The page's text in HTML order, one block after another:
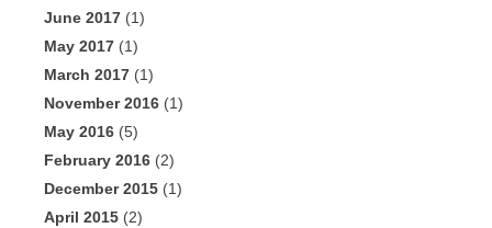
June 2017 (1)
May 2017 (1)
March 2017 (1)
November 2016 (1)
May 2016 (5)
February 2016 (2)
December 2015 (1)
April 2015 (2)